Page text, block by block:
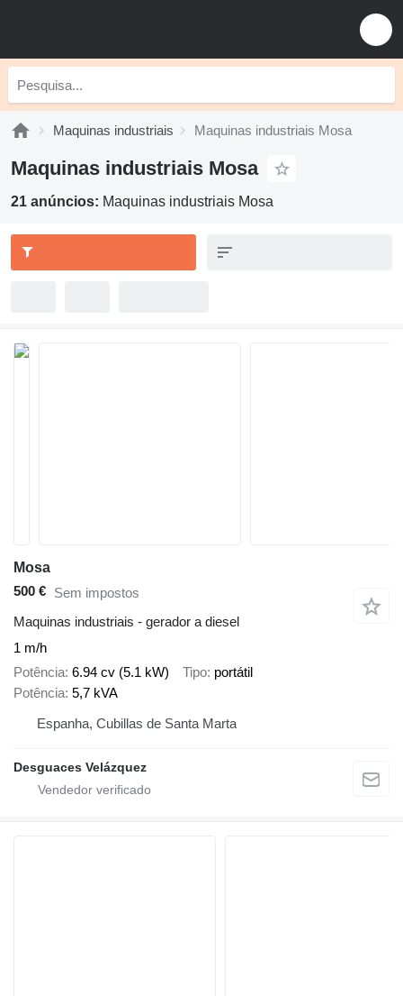
Maquinas industriais Maquinas industriais Mosa
Maquinas industriais Mosa
21 anúncios: Maquinas industriais Mosa
Mosa
500 € Sem impostos
Maquinas industriais - gerador a diesel
1 m/h
Potência 6.94 cv (5.1 kW) Tipo portátil
Potência 5,7 kVA
Espanha, Cubillas de Santa Marta
Desguaces Velázquez